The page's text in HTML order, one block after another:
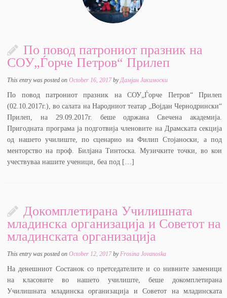
По повод патрониот празник на
СОУ„Ѓорче Петров“ Прилеп
This entry was posted onOctober 16, 2017 byДамјан Јакимоски
По повод патрониот празник на СОУ„Ѓорче Петров“ Прилеп
(02.10.2017г.), во салата на Народниот театар „Војдан Чернодрински“
Прилеп, на 29.09.2017г. беше одржана Свечена академија.
Пригодната програма ја подготвија членовите на Драмската секција
од нашето училиште, по сценарио на Филип Стојаноски, а под
менторство на проф. Билјана Тинтоска. Музичките точки, во кои
учествуваа нашите ученици, беа под […]
Докомплетирана Училишната
младинска организација и Советот на
младинската организација
This entry was posted onOctober 12, 2017 byFrosina Jovanoska
На денешниот Состанок со претседателите и со нивните заменици
на класовите во нашето училиште, беше докомплетирана
Училишната младинска организација и Советот на младинската